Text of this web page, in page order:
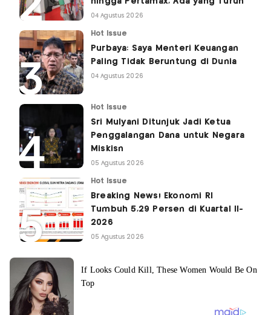
04 Agustus 2026
Hot Issue
Purbaya: Saya Menteri Keuangan
Paling Tidak Beruntung di Dunia
04 Agustus 2026
Hot Issue
Sri Mulyani Ditunjuk Jadi Ketua
Penggalangan Dana untuk Negara
Miskisn
05 Agustus 2026
Hot Issue
Breaking News! Ekonomi RI
Tumbuh 5,29 Persen di Kuartal II-
2026
05 Agustus 2026